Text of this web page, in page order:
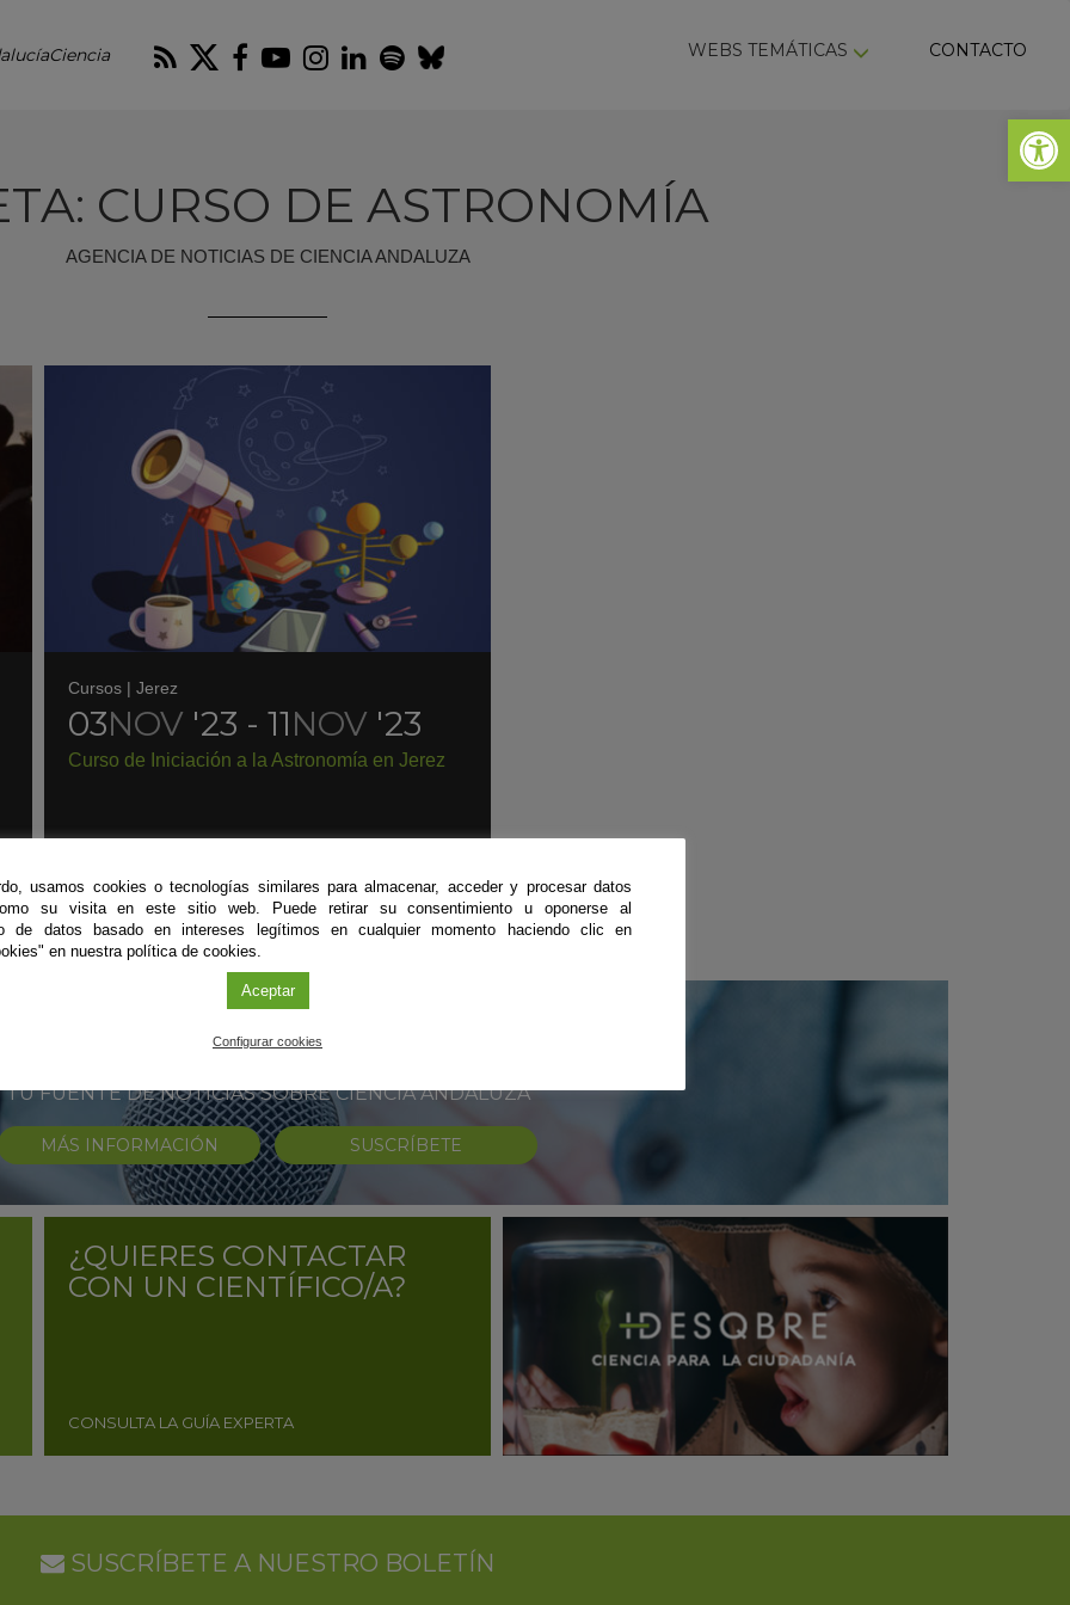
Abrir
RSS Twitter
Facebook
Youtube
Instagram
LinkedIn
Spotify
Bluesky WEBS TEMÁTICAS CONTACTO
CURSO DE ASTRONOMÍA
AGENCIA DE NOTICIAS DE CIENCIA ANDALUZA
Cursos |Jerez
03NOV '23 - 11NOV '23
Curso de Iniciación a la Astronomía en Jerez
#CienciaDirecta
TU FUENTE DE NOTICIAS SOBRE CIENCIA ANDALUZA
MÁS INFORMACIÓN SUSCRÍBETE
¿QUIERES CONTACTAR
CON UN CIENTÍFICO/A?
CONSULTA LA GUÍA EXPERTA
SUSCRÍBETE A NUESTRO BOLETÍN
usamos cookies o tecnologías similares para almacenar, acceder y procesar datos
su visita en este sitio web. Puede retirar su consentimiento u oponerse al
de datos basado en intereses legítimos en cualquier momento haciendo clic en
en nuestra política de cookies.
Aceptar
Configurar cookies